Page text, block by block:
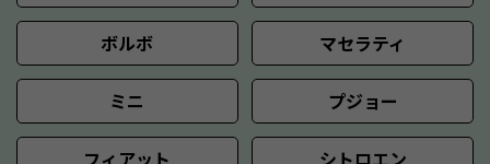
ボルボ マセラティ
ミニ プジョー
フィアット シトロエン